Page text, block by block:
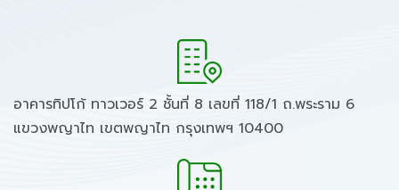
อาคารทิปโก้ ทาวเวอร์ 2 ชั้นที่ 8 เลขที่ 118/1 ถ.พระราม 6
แขวงพญาไท เขตพญาไท กรุงเทพฯ 10400